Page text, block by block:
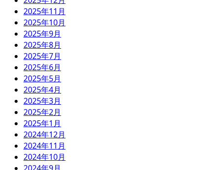
2025年11月
2025年10月
2025年9月
2025年8月
2025年7月
2025年6月
2025年5月
2025年4月
2025年3月
2025年2月
2025年1月
2024年12月
2024年11月
2024年10月